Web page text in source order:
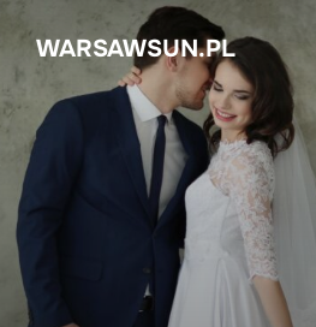
content
WARSAWSUN.PL